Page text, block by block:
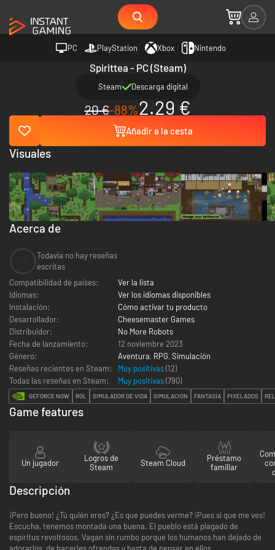
PC PlayStation Xbox Nintendo
Spirittea - PC (Steam)
Steam Descarga digital
20 €-88%2.29 €
Añadir a la cesta
Acerca de
Todavía no hay reseñas
escritas
Compatibilidad de países:
Ver la lista
Idiomas:
Ver los idiomas disponibles
Instalación:
Cómo activar tu producto
Desarrollador:
Cheesemaster Games
Distribuidor:
No More Robots
Fecha de lanzamiento:
12 noviembre 2023
Género:
Aventura, RPG, Simulación
Reseñas recientes en Steam:
Muy positivas(12)
Todas las reseñas en Steam:
Muy positivas(790)
GEFORCE NOW ROL SIMULADOR DE VIDA SIMULACIÓN FANTASÍA PIXELADOS
Visuales
Game features
Un jugador
Logros de
Steam
Steam Cloud
Préstamo
familiar
Descripción
¡Pero bueno! ¿Tú quién eres? ¿Es que puedes verme? ¡Pues sí que me ves!
Escucha, tenemos montada una buena. El pueblo está plagado de
espíritus revoltosos. Vagan sin rumbo porque los humanos han dejado de
adorarlos, de hacerles ofrendas y hasta de pensar en ellos.